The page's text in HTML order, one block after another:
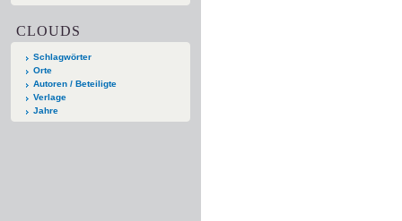
CLOUDS
Schlagwörter
Orte
Autoren / Beteiligte
Verlage
Jahre